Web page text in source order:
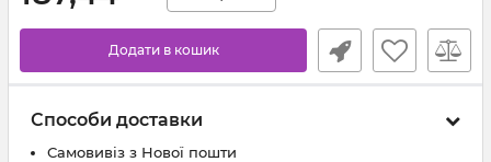
Додати в кошик
Способи доставки
Самовивіз з Нової пошти